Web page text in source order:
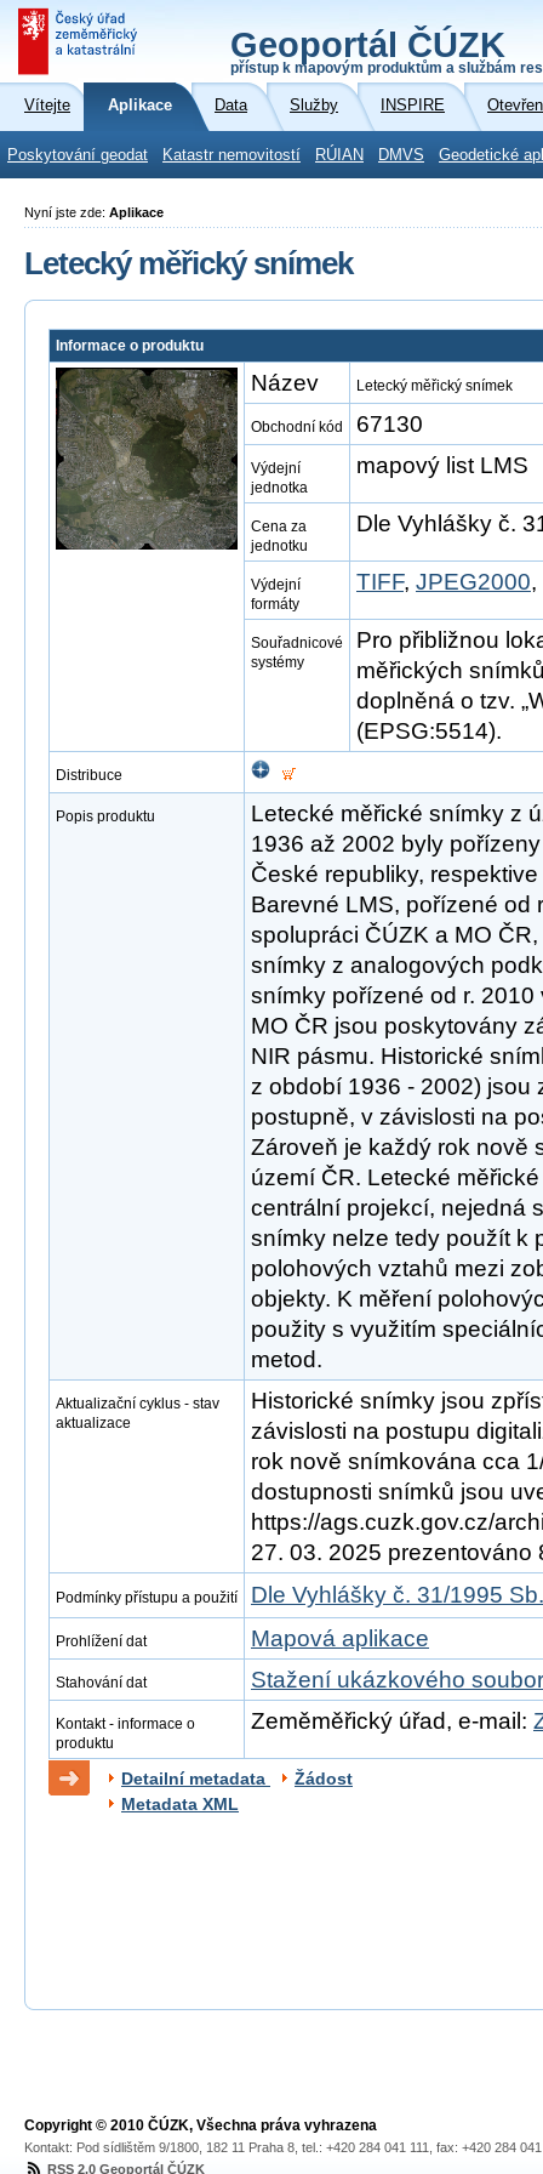
Geoportál ČÚZK
přístup k mapovým produktům a službám
Vítejte Aplikace Data Služby INSPIRE
Poskytování geodat Katastr nemovitostí RÚIAN DMVS Geodetické
Nyní jste zde: Aplikace
Letecký měřický snímek
Informace o produktu
Název Letecký měřický snímek
Obchodní kód 67130
Výdejní
jednotka
mapový list LMS
Cena za
jednotku
Dle Vyhlášky č.
Výdejní
formáty
TIFF, JPEG2000,
Souřadnicové
systémy
Pro přibližnou
měřických
doplněná o tzv.
(EPSG:5514).
Distribuce
Popis produktu
Letecké měřické snímky z
1936 až 2002 byly
České republiky,
Barevné LMS, pořízené od
spolupráci ČÚZK a MO
snímky z analogových
snímky pořízené od r.
MO ČR jsou poskytovány
NIR pásmu. Historické
z období 1936 - 2002) jsou
postupně, v závislosti na
Zároveň je každý rok nově
území ČR. Letecké
centrální projekcí, nejedná
snímky nelze tedy použít k
polohových vztahů mezi
objekty. K měření
použity s využitím
metod.
Aktualizační cyklus - stav
aktualizace
Historické snímky jsou
závislosti na postupu
rok nově snímkována cca
dostupnosti snímků jsou
https://ags.cuzk.gov.cz/
27. 03. 2025 prezentováno
Podmínky přístupu a použití Dle Vyhlášky č. 31/1995 Sb.
Prohlížení dat Mapová aplikace
Stahování dat Stažení ukázkového
Kontakt - informace o
produktu
Zeměměřický úřad, e-mail:
Detailní metadata
Žádost
Metadata XML
Copyright © 2010 ČÚZK, Všechna práva vyhrazena
Kontakt: Pod sídlištěm 9/1800, 182 11 Praha 8, tel.: +420 284 041 111, fax: +420 284
RSS 2.0 Geoportál ČÚZK